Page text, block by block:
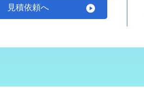
見積依頼へ